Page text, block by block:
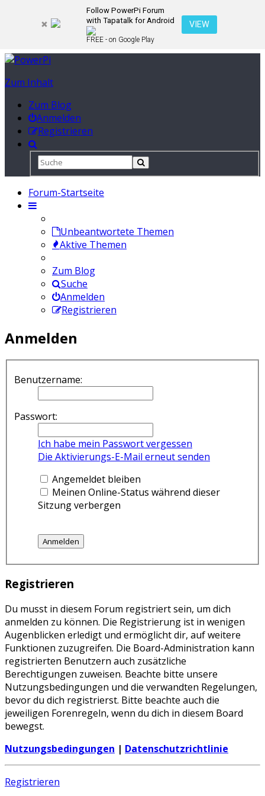
Follow PowerPi Forum
with Tapatalk for Android
FREE - on Google Play
VIEW
Zum Inhalt
Zum Blog
Anmelden
Registrieren
Forum-Startseite
Unbeantwortete Themen
Aktive Themen
Zum Blog
Suche
Anmelden
Registrieren
Anmelden
Benutzername:
Passwort:
Ich habe mein Passwort vergessen
Die Aktivierungs-E-Mail erneut senden
Angemeldet bleiben
Meinen Online-Status während dieser
Sitzung verbergen
Registrieren
Du musst in diesem Forum registriert sein, um dich
anmelden zu können. Die Registrierung ist in wenigen
Augenblicken erledigt und ermöglicht dir, auf weitere
Funktionen zuzugreifen. Die Board-Administration kann
registrierten Benutzern auch zusätzliche
Berechtigungen zuweisen. Beachte bitte unsere
Nutzungsbedingungen und die verwandten Regelungen,
bevor du dich registrierst. Bitte beachte auch die
jeweiligen Forenregeln, wenn du dich in diesem Board
bewegst.
Nutzungsbedingungen | Datenschutzrichtlinie
Registrieren